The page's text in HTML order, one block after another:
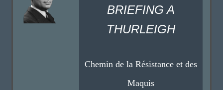
BRIEFING A
THURLEIGH
Chemin de la Résistance et des
Maquis